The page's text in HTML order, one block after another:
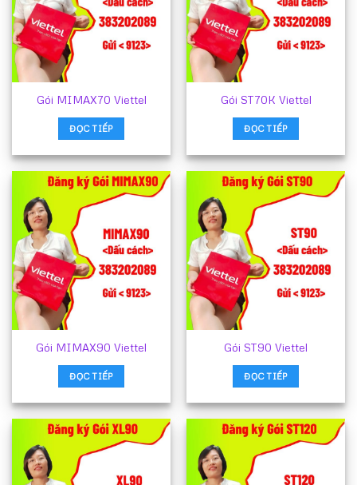
Gói MIMAX70 Viettel
ĐỌC TIẾP
Gói ST70K Viettel
ĐỌC TIẾP
Gói MIMAX90 Viettel
ĐỌC TIẾP
Gói ST90 Viettel
ĐỌC TIẾP